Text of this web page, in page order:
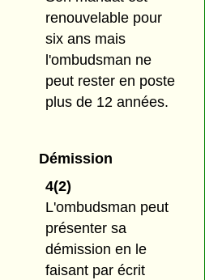
renouvelable pour
six ans mais
l'ombudsman ne
peut rester en poste
plus de 12 années.
Démission
4(2)
L'ombudsman peut
présenter sa
démission en le
faisant par écrit